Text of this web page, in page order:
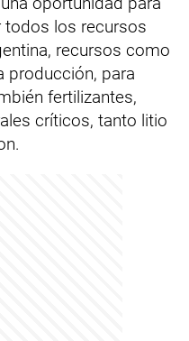
todos los recursos
recursos como
producción, para
fertilizantes,
críticos, tanto litio